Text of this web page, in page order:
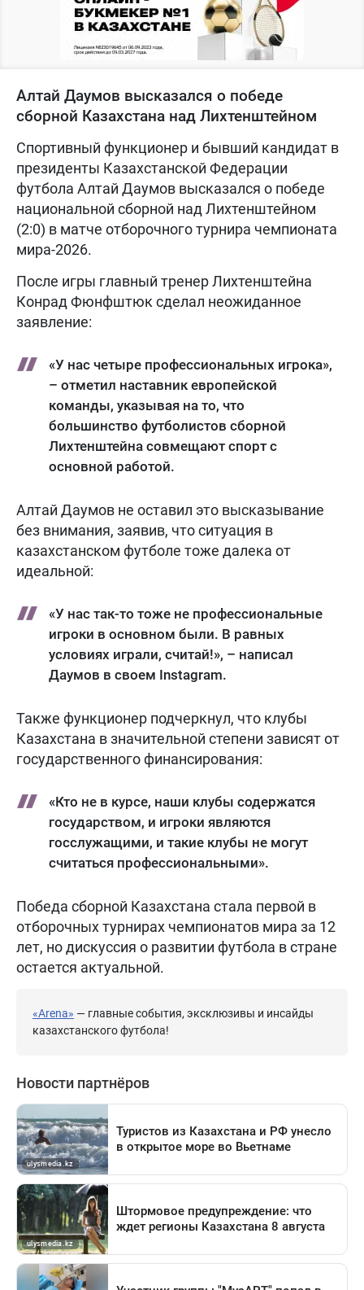
Алтай Даумов высказался о победе
сборной Казахстана над Лихтенштейном
Спортивный функционер и бывший кандидат в
президенты Казахстанской Федерации
футбола Алтай Даумов высказался о победе
национальной сборной над Лихтенштейном
(2:0) в матче отборочного турнира чемпионата
мира-2026.
После игры главный тренер Лихтенштейна
Конрад Фюнфштюк сделал неожиданное
заявление:
«У нас четыре профессиональных игрока»,
– отметил наставник европейской
команды, указывая на то, что
большинство футболистов сборной
Лихтенштейна совмещают спорт с
основной работой.
Алтай Даумов не оставил это высказывание
без внимания, заявив, что ситуация в
казахстанском футболе тоже далека от
идеальной:
«У нас так-то тоже не профессиональные
игроки в основном были. В равных
условиях играли, считай!», – написал
Даумов в своем Instagram.
Также функционер подчеркнул, что клубы
Казахстана в значительной степени зависят от
государственного финансирования:
«Кто не в курсе, наши клубы содержатся
государством, и игроки являются
госслужащими, и такие клубы не могут
считаться профессиональными».
Победа сборной Казахстана стала первой в
отборочных турнирах чемпионатов мира за 12
лет, но дискуссия о развитии футбола в стране
остается актуальной.
«Arena» — главные события, эксклюзивы и инсайды
казахстанского футбола!